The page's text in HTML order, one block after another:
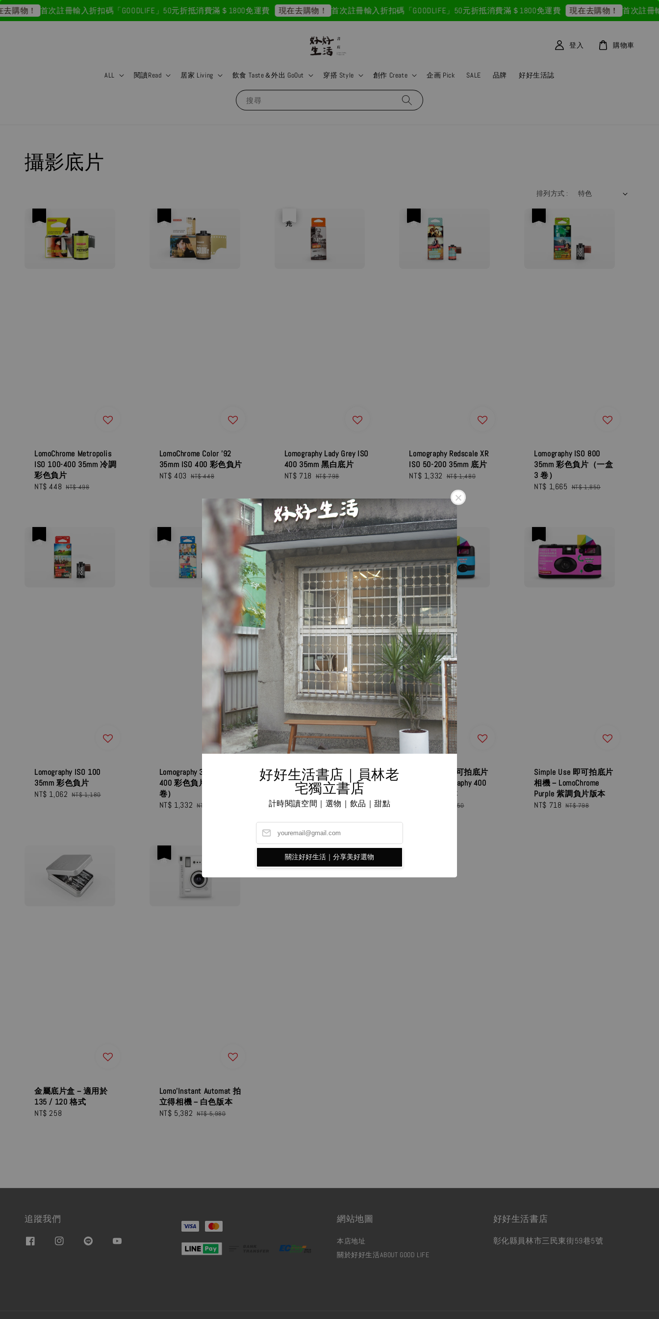
物！ 首次註冊輸入折扣碼「GOODLIFE」50元折抵消費滿＄1800免運費 現在去購物！ 首次註冊輸入折扣碼「GOODLIFE」50元折抵消費滿＄1800免運費 現在去購物！ 首次註冊輸
好好生活書店｜員林老
宅獨立書店
計時閱讀空間｜選物｜飲品｜甜點
關注好好生活｜分享美好選物
搜尋
ALL 閱讀Read 居家 Living 飲食 Taste＆外出 GoOut 穿搭 Style 創作 Create 企画 Pick SALE 品牌 好好生活誌
登入 購物車
攝影底片
排列方式 :
LomoChrome Metropolis
ISO 100-400 35mm 冷調
彩色負片
Sale
NT$ 448 Regular
NT$ 498
LomoChrome Color ’92
35mm ISO 400 彩色負片
Sale
NT$ 403 Regular
NT$ 448
Lomography Lady Grey ISO
400 35mm 黑白底片
Sale
NT$ 718 Regular
NT$ 798
Lomography Redscale XR
ISO 50-200 35mm 底片
Sale
NT$ 1,332 Regular
price
NT$ 1,480
Lomography ISO 800
35mm 彩色負片（一盒
3 卷）
Sale
NT$ 1,665 Regular
NT$ 1,850
Lomography ISO 100
35mm 彩色負片
Sale
NT$ 1,062 Regular
NT$ 1,180
Lomography 35mm ISO
400 彩色負片（一盒 3
卷）
Sale
NT$ 1,332 Regular
NT$ 1,480
LomoChrome Purple ISO
100–400 35mm 紫調負
片－Pétillant 新配方
Sale
NT$ 349 Regular
NT$ 388
Simple Use 即可拍底片
相機－Lomography 400
彩色負片版本
Regular
NT$ 950
Simple Use 即可拍底片
相機－LomoChrome
Purple 紫調負片版本
Sale
NT$ 718 Regular
NT$ 798
金屬底片盒－適用於
135 / 120 格式
Regular
NT$ 258
Lomo’Instant Automat 拍
立得相機－白色版本
Sale
NT$ 5,382 Regular
NT$ 5,980
追蹤我們 網站地圖
本店地址
關於好好生活ABOUT GOOD LIFE
好好生活書店
彰化縣員林市三民東街59巷5號